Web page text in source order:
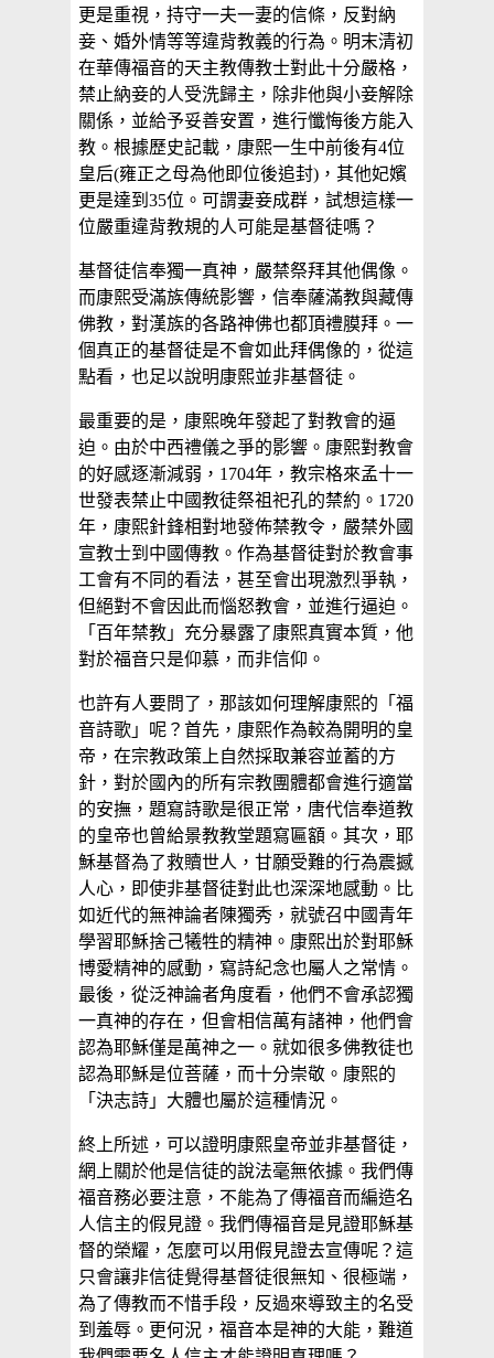
更是重視，持守一夫一妻的信條，反對納
妾、婚外情等等違背教義的行為。明末清初
在華傳福音的天主教傳教士對此十分嚴格，
禁止納妾的人受洗歸主，除非他與小妾解除
關係，並給予妥善安置，進行懺悔後方能入
教。根據歷史記載，康熙一生中前後有4位
皇后(雍正之母為他即位後追封)，其他妃嬪
更是達到35位。可謂妻妾成群，試想這樣一
位嚴重違背教規的人可能是基督徒嗎？
基督徒信奉獨一真神，嚴禁祭拜其他偶像。
而康熙受滿族傳統影響，信奉薩滿教與藏傳
佛教，對漢族的各路神佛也都頂禮膜拜。一
個真正的基督徒是不會如此拜偶像的，從這
點看，也足以說明康熙並非基督徒。
最重要的是，康熙晚年發起了對教會的逼
迫。由於中西禮儀之爭的影響。康熙對教會
的好感逐漸減弱，1704年，教宗格來孟十一
世發表禁止中國教徒祭祖祀孔的禁約。1720
年，康熙針鋒相對地發佈禁教令，嚴禁外國
宣教士到中國傳教。作為基督徒對於教會事
工會有不同的看法，甚至會出現激烈爭執，
但絕對不會因此而惱怒教會，並進行逼迫。
「百年禁教」充分暴露了康熙真實本質，他
對於福音只是仰慕，而非信仰。
也許有人要問了，那該如何理解康熙的「福
音詩歌」呢？首先，康熙作為較為開明的皇
帝，在宗教政策上自然採取兼容並蓄的方
針，對於國內的所有宗教團體都會進行適當
的安撫，題寫詩歌是很正常，唐代信奉道教
的皇帝也曾給景教教堂題寫匾額。其次，耶
穌基督為了救贖世人，甘願受難的行為震撼
人心，即使非基督徒對此也深深地感動。比
如近代的無神論者陳獨秀，就號召中國青年
學習耶穌捨己犧牲的精神。康熙出於對耶穌
博愛精神的感動，寫詩紀念也屬人之常情。
最後，從泛神論者角度看，他們不會承認獨
一真神的存在，但會相信萬有諸神，他們會
認為耶穌僅是萬神之一。就如很多佛教徒也
認為耶穌是位菩薩，而十分崇敬。康熙的
「決志詩」大體也屬於這種情況。
終上所述，可以證明康熙皇帝並非基督徒，
網上關於他是信徒的說法毫無依據。我們傳
福音務必要注意，不能為了傳福音而編造名
人信主的假見證。我們傳福音是見證耶穌基
督的榮耀，怎麼可以用假見證去宣傳呢？這
只會讓非信徒覺得基督徒很無知、很極端，
為了傳教而不惜手段，反過來導致主的名受
到羞辱。更何況，福音本是神的大能，難道